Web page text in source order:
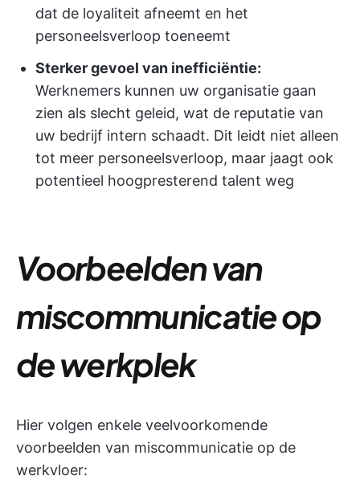
dat de loyaliteit afneemt en het
personeelsverloop toeneemt
Sterker gevoel van inefficiëntie:
Werknemers kunnen uw organisatie gaan
zien als slecht geleid, wat de reputatie van
uw bedrijf intern schaadt. Dit leidt niet alleen
tot meer personeelsverloop, maar jaagt ook
potentieel hoogpresterend talent weg
Voorbeelden van
miscommunicatie op
de werkplek
Hier volgen enkele veelvoorkomende
voorbeelden van miscommunicatie op de
werkvloer: